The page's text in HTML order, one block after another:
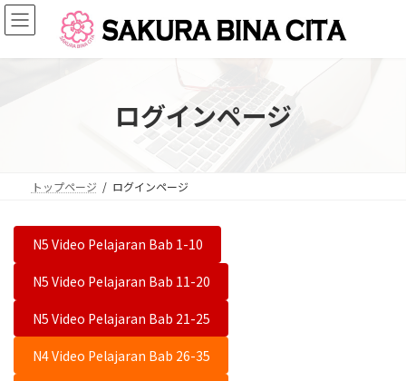
コ
ン
ン
ナ
ビ
ー
ログインページ
トップページ ログインページ
N5 Video Pelajaran Bab 1-10
N5 Video Pelajaran Bab 11-20
N5 Video Pelajaran Bab 21-25
N4 Video Pelajaran Bab 26-35